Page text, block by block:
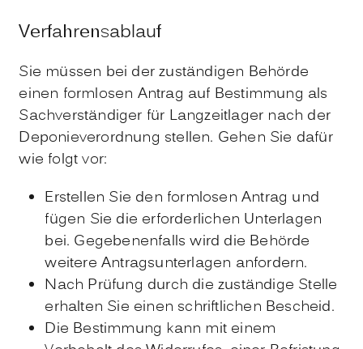
Verfahrensablauf
Sie müssen bei der zuständigen Behörde
einen formlosen Antrag auf Bestimmung als
Sachverständiger für Langzeitlager nach der
Deponieverordnung stellen. Gehen Sie dafür
wie folgt vor:
Erstellen Sie den formlosen Antrag und
fügen Sie die erforderlichen Unterlagen
bei. Gegebenenfalls wird die Behörde
weitere Antragsunterlagen anfordern.
Nach Prüfung durch die zuständige Stelle
erhalten Sie einen schriftlichen Bescheid.
Die Bestimmung kann mit einem